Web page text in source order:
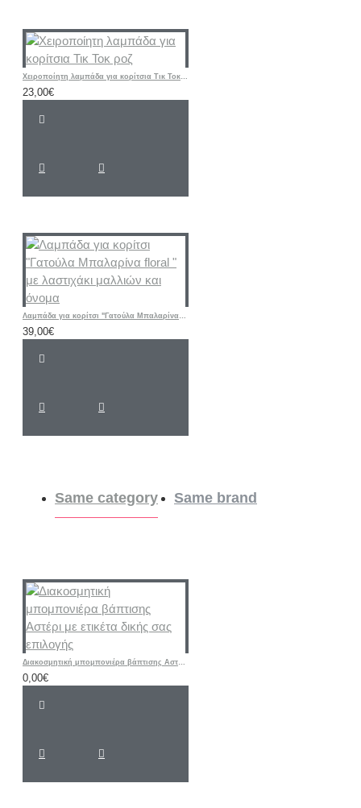
Χειροποίητη λαμπάδα για κορίτσια Τικ Τοκ ροζ
23,00€
Λαμπάδα για κορίτσι "Γατούλα Μπαλαρίνα floral " με λαστιχάκι μαλλιών και όνομα
39,00€
Same category Same brand
Διακοσμητική μπομπονιέρα βάπτισης Αστέρι με ετικέτα δικής σας επιλογής
0,00€